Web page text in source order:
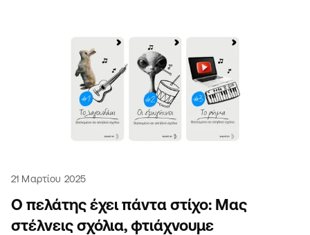
21 Μαρτίου 2025
Ο πελάτης έχει πάντα στίχο: Μας
στέλνεις σχόλια, φτιάχνουμε